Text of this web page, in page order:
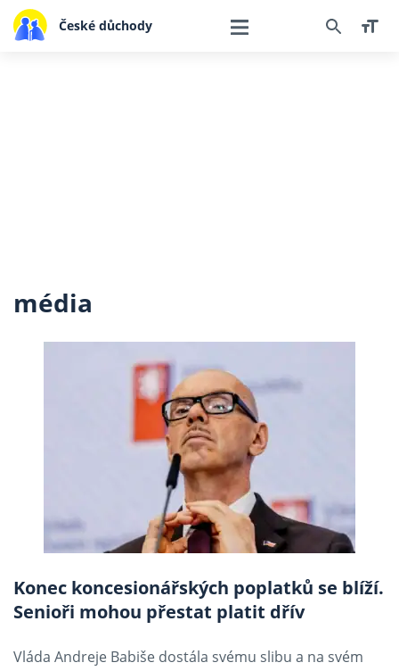
České důchody
média
Konec koncesionářských poplatků se blíží.
Senioři mohou přestat platit dřív
Vláda Andreje Babiše dostála svému slibu a na svém